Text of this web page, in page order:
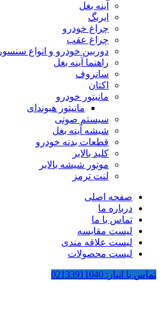
آینه بغل
ایربگ
چراغ خودرو
چراغ عقب
دوربین خودرو و انواع سنسور
راهنما آینه بغل
سانروف
اکتان
مانیتور خودرو
مانیتور هیوندای
سیستم صوتی
شیشه آینه بغل
قطعات بدنه خودرو
کلید بالابر
موتور شیشه بالابر
لنت ترمز
صفحه اصلی
درباره ما
تماس با ما
لیست مقایسه
لیست علاقه مندی
لیست محصولات
تماس با انبار: 02133911040